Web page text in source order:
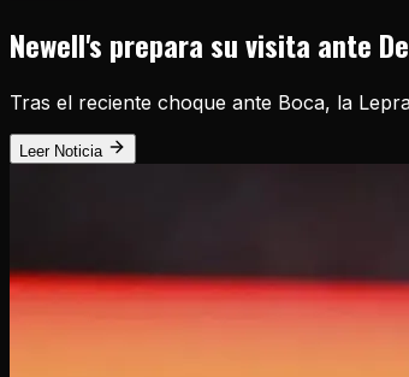
Newell's prepara su visita ante
Tras el reciente choque ante Boca, la
Leer Noticia